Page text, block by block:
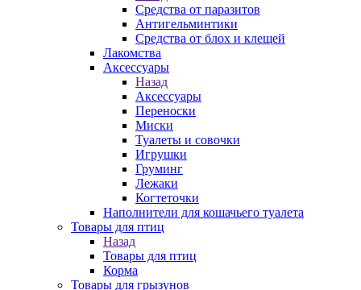
Средства от паразитов
Антигельминтики
Средства от блох и клещей
Лакомства
Аксессуары
Назад
Аксессуары
Переноски
Миски
Туалеты и совочки
Игрушки
Груминг
Лежаки
Когтеточки
Наполнители для кошачьего туалета
Товары для птиц
Назад
Товары для птиц
Корма
Товары для грызунов